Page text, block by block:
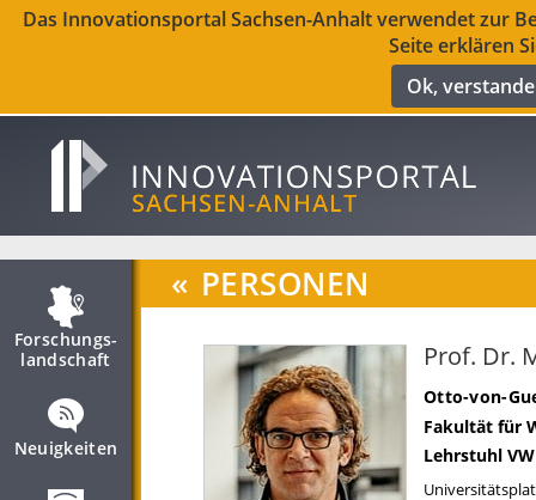
Das Innovationsportal Sachsen-Anhalt verwendet zur
Seite erklären
Ok,
Forschungs­
landschaft
Neuigkeiten
« PERSONEN
Prof. Dr.
Otto-von-
Fakultät für
Lehrstuhl